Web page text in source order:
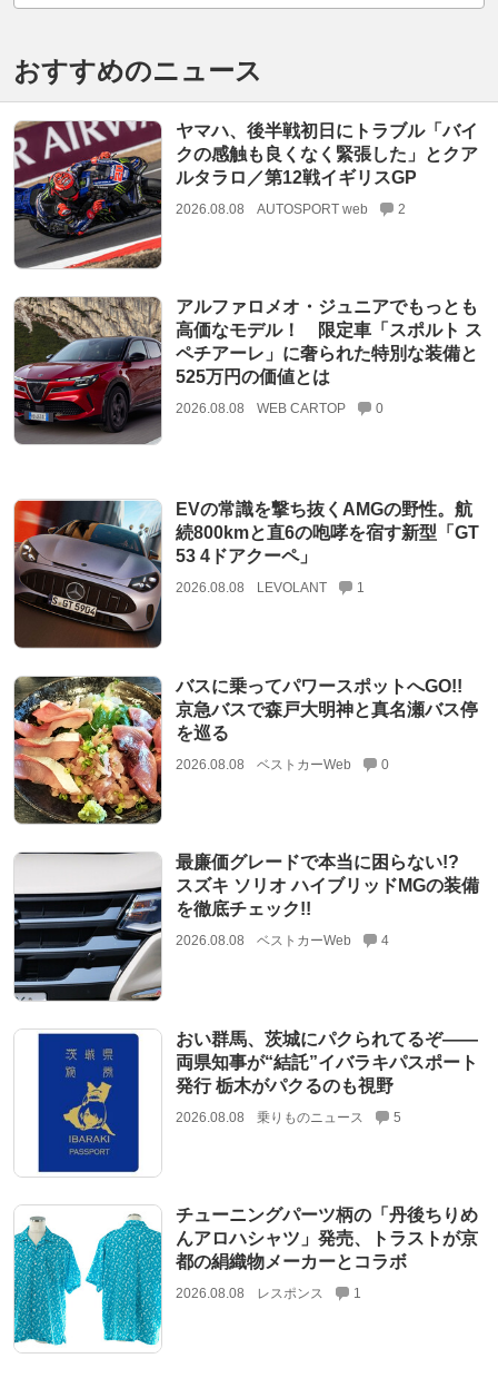
おすすめのニュース
ヤマハ、後半戦初日にトラブル「バイ
クの感触も良くなく緊張した」とクア
ルタラロ／第12戦イギリスGP
2026.08.08 AUTOSPORT web 2
アルファロメオ・ジュニアでもっとも
高価なモデル！ 限定車「スポルト ス
ペチアーレ」に奢られた特別な装備と
525万円の価値とは
2026.08.08 WEB CARTOP 0
EVの常識を撃ち抜くAMGの野性。航
続800kmと直6の咆哮を宿す新型「GT
53 4ドアクーペ」
2026.08.08 LEVOLANT 1
バスに乗ってパワースポットへGO!!
京急バスで森戸大明神と真名瀬バス停
を巡る
2026.08.08 ベストカーWeb 0
最廉価グレードで本当に困らない!?
スズキ ソリオ ハイブリッドMGの装備
を徹底チェック!!
2026.08.08 ベストカーWeb 4
おい群馬、茨城にパクられてるぞ――
両県知事が“結託”イバラキパスポート
発行 栃木がパクるのも視野
2026.08.08 乗りものニュース 5
チューニングパーツ柄の「丹後ちりめ
んアロハシャツ」発売、トラストが京
都の絹織物メーカーとコラボ
2026.08.08 レスポンス 1